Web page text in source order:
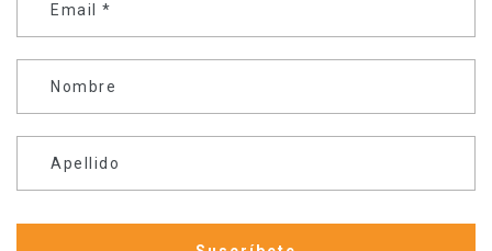
Email *
Nombre
Apellido